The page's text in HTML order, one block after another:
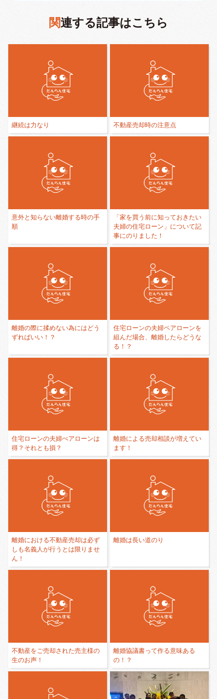
関連する記事はこちら
継続は力なり 不動産売却時の注意点
意外と知らない離婚する時の手
順
「家を買う前に知っておきたい
夫婦の住宅ローン」について記
事にのりました！
離婚の際に揉めない為にはどう
ずればいい！？
住宅ローンの夫婦ペアローンを
組んだ場合、離婚したらどうな
る！？
住宅ローンの夫婦ぺアローンは
得？それとも損？
離婚による売却相談が増えてい
ます！
離婚における不動産売却は必ず
しも名義人が行うとは限りませ
ん！
離婚は長い道のり
不動産をご売却された売主様の
生のお声！
離婚協議書って作る意味ある
の！？